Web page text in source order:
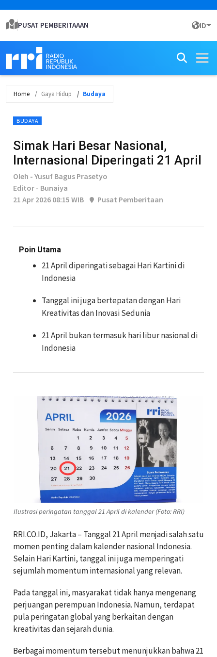
PUSAT PEMBERITAAAN ID
Home Gaya Hidup Budaya
BUDAYA
Simak Hari Besar Nasional,
Internasional Diperingati 21 April
Oleh - Yusuf Bagus Prasetyo
Editor - Bunaiya
21 Apr 2026 08:15 WIB
Pusat Pemberitaan
Poin Utama
21 April diperingati sebagai Hari Kartini di
Indonesia
Tanggal ini juga bertepatan dengan Hari
Kreativitas dan Inovasi Sedunia
21 April bukan termasuk hari libur nasional di
Indonesia
Ilustrasi peringatan tanggal 21 April di kalender (Foto: RRI)
RRI.CO.ID, Jakarta – Tanggal 21 April menjadi salah satu
momen penting dalam kalender nasional Indonesia.
Selain Hari Kartini, tanggal ini juga memperingati
sejumlah momentum internasional yang relevan.
Pada tanggal ini, masyarakat tidak hanya mengenang
perjuangan perempuan Indonesia. Namun, terdapat
pula peringatan global yang berkaitan dengan
kreativitas dan sejarah dunia.
Berbagai momentum tersebut menunjukkan bahwa 21